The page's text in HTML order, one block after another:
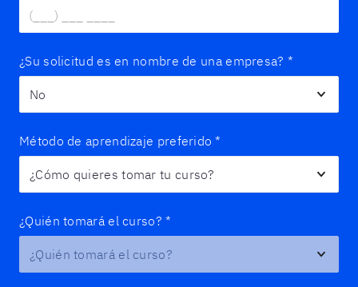
¿Su solicitud es en nombre de una empresa? *
Método de aprendizaje preferido *
¿Quién tomará el curso? *